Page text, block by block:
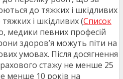
до тяжких і шкідливих
і шкідливих (Список
медики певних професій
здоров’я можуть піти на
умовах. Після досягнення
стажу не менше 25
менше 10 років на